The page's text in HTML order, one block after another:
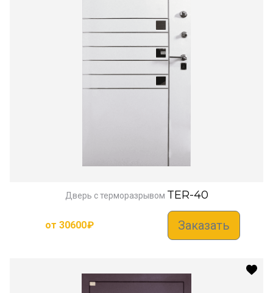
Дверь с терморазрывом TER-40
от 30600₽ Заказать